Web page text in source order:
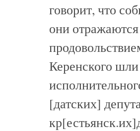
говорит, что
они
Керенского
[датских]